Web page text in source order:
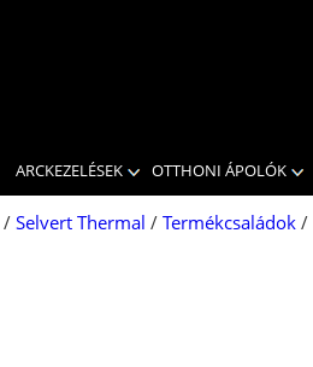
ARCKEZELÉSEK OTTHONI ÁPOLÓK
/ Selvert Thermal / Termékcsaládok /